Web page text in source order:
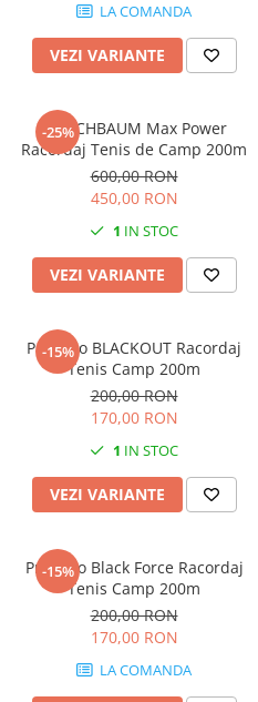
LA COMANDA
VEZI VARIANTE
-25%
KIRSCHBAUM Max Power
Racordaj Tenis de Camp 200m
600,00 RON
450,00 RON
1 IN STOC
VEZI VARIANTE
-15%
Pros Pro BLACKOUT Racordaj
Tenis Camp 200m
200,00 RON
170,00 RON
1 IN STOC
VEZI VARIANTE
-15%
Pros Pro Black Force Racordaj
Tenis Camp 200m
200,00 RON
170,00 RON
LA COMANDA